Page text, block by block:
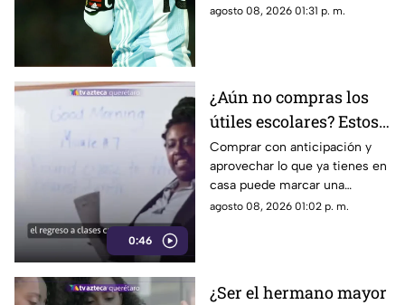
de Jorge Messi, por lo que no
agosto 08, 2026 01:31 p. m.
0:46
¿Aún no compras los
útiles escolares? Estos
consejos pueden
ayudarte a gastar
menos
Comprar con anticipación y
aprovechar lo que ya tienes en
casa puede marcar una
diferencia importante en el
agosto 08, 2026 01:02 p. m.
¿Ser el hermano mayor